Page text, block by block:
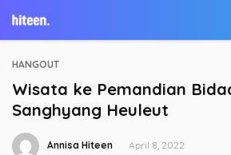
HANGOUT
Wisata ke Pemandian
Sanghyang Heuleut
Annisa Hiteen April 8, 2022